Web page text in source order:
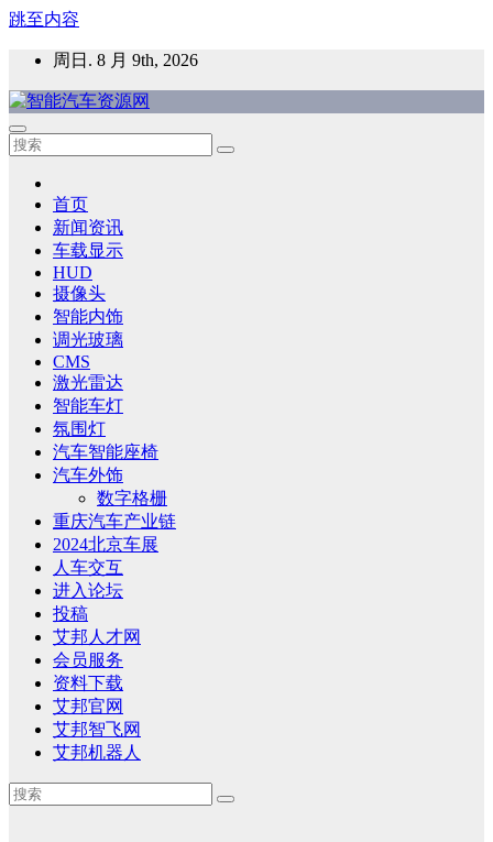
跳至内容
周日. 8 月 9th, 2026
智能汽车资源网
智能表面，智能内饰，新能源汽车，HMI，人车交互，智能车
首页
新闻资讯
车载显示
HUD
摄像头
智能内饰
调光玻璃
CMS
激光雷达
智能车灯
氛围灯
汽车智能座椅
汽车外饰
数字格栅
重庆汽车产业链
2024北京车展
人车交互
进入论坛
投稿
艾邦人才网
会员服务
资料下载
艾邦官网
艾邦智飞网
艾邦机器人